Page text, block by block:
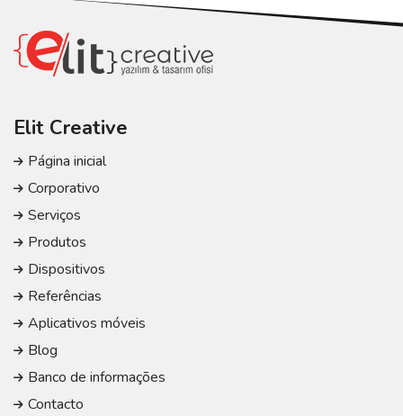
Elit Creative
Página inicial
Corporativo
Serviços
Produtos
Dispositivos
Referências
Aplicativos móveis
Blog
Banco de informações
Contacto